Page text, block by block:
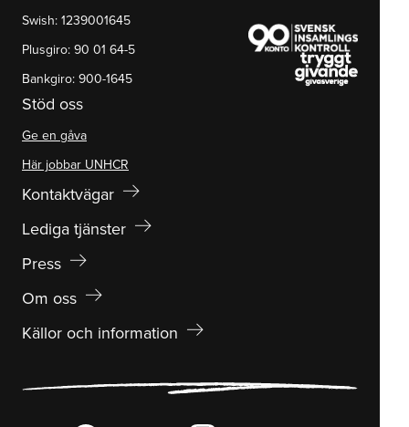
Swish: 1239001645
Plusgiro: 90 01 64-5
Bankgiro: 900-1645
Stöd oss
Ge en gåva
Här jobbar UNHCR
Kontaktvägar arrow_right_alt
Lediga tjänster arrow_right_alt
Press arrow_right_alt
Om oss arrow_right_alt
Källor och information arrow_right_alt